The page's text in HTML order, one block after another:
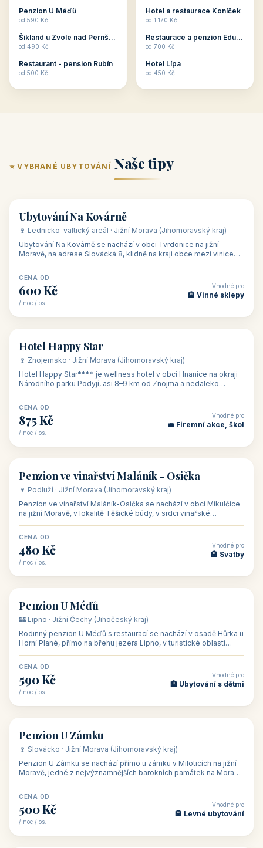
ubytování skupin v
penzionech, hotelích a
Budete překva...
Penzion U Méďů
od 590 Kč
Šikland u Zvole nad Pernštejnem
od 490 Kč
Restaurant - pension Rubín
od 500 Kč
zkušenosti pořádat i
menší firemní akce a
ob...
Hotel a restaurace Koníček
od 1 170 Kč
Restaurace a penzion Eduard
od 700 Kč
Hotel Lípa
od 450 Kč
⭐ VYBRANÉ UBYTOVÁNÍ Naše tipy
🏡 penzion
Ubytování Na Kovárně
🍷 Lednicko-valtický areál · Jižní Morava (Jihomoravský kraj)
Ubytování Na Kovárně se nachází v obci Tvrdonice na jižní
Moravě, na adrese Slovácká 8, klidně na kraji obce mezi vinicemi,
CENA OD
600 Kč
/ noc / os.
Vhodné pro
🏨 Vinné sklepy
🏨 hotel
Hotel Happy Star
🍷 Znojemsko · Jižní Morava (Jihomoravský kraj)
Hotel Happy Star**** je wellness hotel v obci Hnanice na okraji
Národního parku Podyjí, asi 8–9 km od Znojma a nedaleko
CENA OD
875 Kč
/ noc / os.
Vhodné pro
💼 Firemní akce, škol
🏡 penzion
Penzion ve vinařství Maláník - Osička
🍷 Podluží · Jižní Morava (Jihomoravský kraj)
Penzion ve vinařství Maláník-Osička se nachází v obci Mikulčice
na jižní Moravě, v lokalitě Těšické búdy, v srdci vinařské
CENA OD
480 Kč
/ noc / os.
Vhodné pro
🏨 Svatby
🏡 penzion
Penzion U Méďů
🏰 Lipno · Jižní Čechy (Jihočeský kraj)
Rodinný penzion U Méďů s restaurací se nachází v osadě Hůrka u
Horní Plané, přímo na břehu jezera Lipno, v turistické oblasti
CENA OD
590 Kč
/ noc / os.
Vhodné pro
🏨 Ubytování s dětmi
🏡 penzion
Penzion U Zámku
🍷 Slovácko · Jižní Morava (Jihomoravský kraj)
Penzion U Zámku se nachází přímo u zámku v Miloticích na jižní
Moravě, jedné z nejvýznamnějších barokních památek na Moravě,
CENA OD
500 Kč
/ noc / os.
Vhodné pro
🏨 Levné ubytování